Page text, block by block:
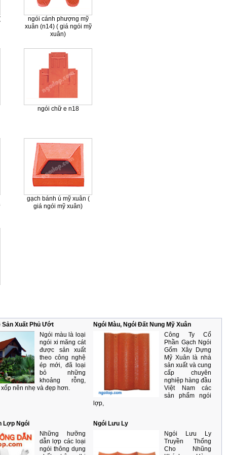
ngói cánh phượng mỹ
xuân (n14) ( giá ngói mỹ
xuân)
ngói chữ e n18
gạch bánh ú mỹ xuân (
giá ngói mỹ xuân)
Sản Xuất Phủ Ướt
Ngói màu là loại
ngói xi măng cát
được sản xuất
theo công nghệ
ép mới, đã loại
bỏ những
khoảng rỗng,
nên nhẹ và đẹp hơn.
Ngói Màu, Ngói Đất Nung Mỹ Xuân
Công Ty Cổ
Phần Gạch Ngói
Gốm Xây Dựng
Mỹ Xuân là nhà
sản xuất và cung
cấp chuyên
nghiệp hàng đầu
Việt Nam các
sản phẩm ngói
lợp,
Lợp Ngói
Những hưỡng
dẫn lợp các loại
ngói thông dụng
Ngói Lưu Ly
Ngói Lưu Ly
Truyền Thống
Cho Nhũng